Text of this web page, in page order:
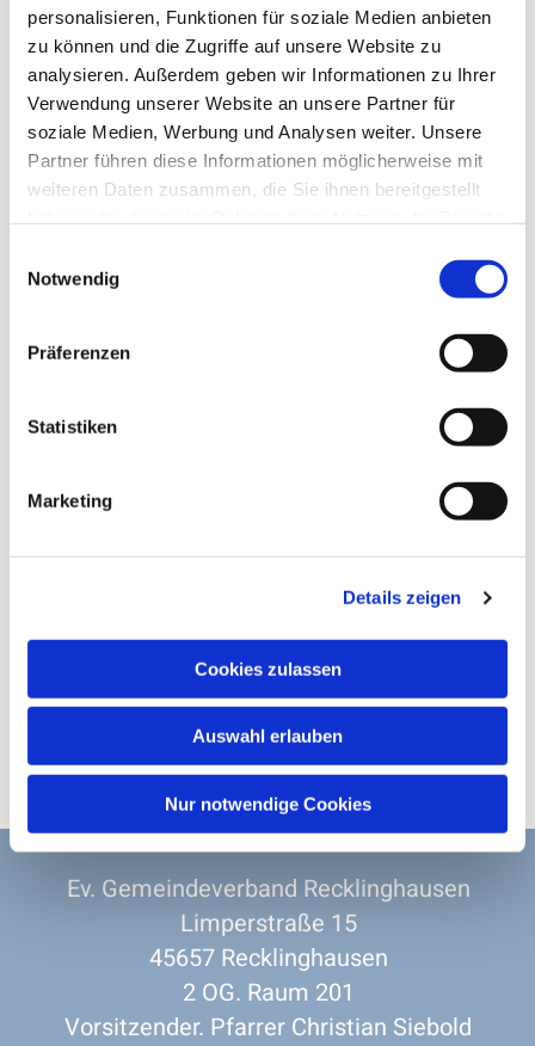
personalisieren, Funktionen für soziale Medien anbieten
zu können und die Zugriffe auf unsere Website zu
analysieren. Außerdem geben wir Informationen zu Ihrer
Verwendung unserer Website an unsere Partner für
soziale Medien, Werbung und Analysen weiter. Unsere
Partner führen diese Informationen möglicherweise mit
weiteren Daten zusammen, die Sie ihnen bereitgestellt
Notwendig
Präferenzen
Statistiken
Marketing
Details zeigen
Cookies zulassen
Auswahl erlauben
Nur notwendige Cookies
Dies könnte Sie auch interessieren
Ev. Gemeindeverband Recklinghausen
Limperstraße 15
45657 Recklinghausen
2 OG. Raum 201
Vorsitzender. Pfarrer Christian Siebold